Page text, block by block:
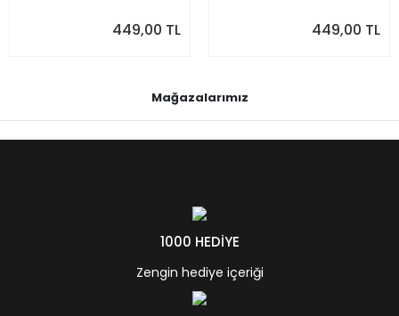
449,00 TL 449,00 TL
Mağazalarımız
1000 HEDİYE
Zengin hediye içeriği